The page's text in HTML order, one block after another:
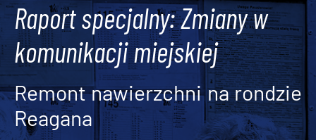
Raport specjalny: Zmiany w
komunikacji miejskiej
Remont nawierzchni na rondzie
Reagana